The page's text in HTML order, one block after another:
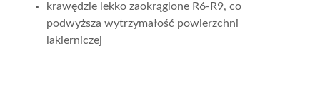
krawędzie lekko zaokrąglone R6-R9, co
podwyższa wytrzymałość powierzchni
lakierniczej